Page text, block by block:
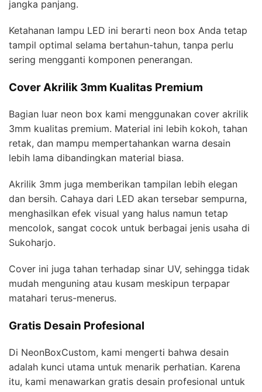
jangka panjang.
Ketahanan lampu LED ini berarti neon box Anda tetap
tampil optimal selama bertahun-tahun, tanpa perlu
sering mengganti komponen penerangan.
Cover Akrilik 3mm Kualitas Premium
Bagian luar neon box kami menggunakan cover akrilik
3mm kualitas premium. Material ini lebih kokoh, tahan
retak, dan mampu mempertahankan warna desain
lebih lama dibandingkan material biasa.
Akrilik 3mm juga memberikan tampilan lebih elegan
dan bersih. Cahaya dari LED akan tersebar sempurna,
menghasilkan efek visual yang halus namun tetap
mencolok, sangat cocok untuk berbagai jenis usaha di
Sukoharjo.
Cover ini juga tahan terhadap sinar UV, sehingga tidak
mudah menguning atau kusam meskipun terpapar
matahari terus-menerus.
Gratis Desain Profesional
Di NeonBoxCustom, kami mengerti bahwa desain
adalah kunci utama untuk menarik perhatian. Karena
itu, kami menawarkan gratis desain profesional untuk